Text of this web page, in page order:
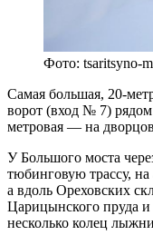
Фото: tsaritsyno-
Самая большая, 20-
ворот (вход № 7) рядом
метровая — на
У Большого моста
тюбинговую трассу,
а вдоль Ореховских
Царицынского пруда
несколько колец